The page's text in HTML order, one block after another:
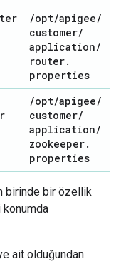
/opt/apigee/
customer/
application/
router.
properties
/opt/apigee/
customer/
application/
zookeeper.
properties
birinde bir özellik
konumda
ait olduğundan